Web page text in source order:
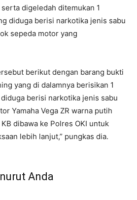
digeledah ditemukan 1
diduga berisi narkotika jenis sabu
sepeda motor yang
berikut dengan barang bukti
yang di dalamnya berisikan 1
berisi narkotika jenis sabu
Yamaha Vega ZR warna putih
dibawa ke Polres OKI untuk
lebih lanjut,” pungkas dia.
Anda